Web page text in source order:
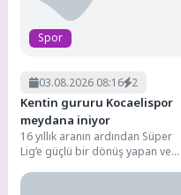
Spor
03.08.2026 08:16 2
Kentin gururu Kocaelispor
meydana iniyor
16 yıllık aranın ardından Süper
Lig’e güçlü bir dönüş yapan ve
başarılı...